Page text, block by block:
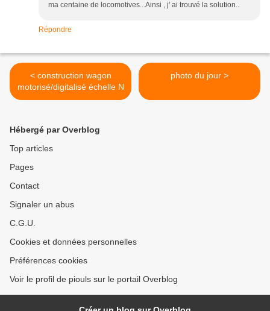
ma centaine de locomotives...Ainsi , j' ai trouvé la solution..
Répondre
< construction wagon
motorisé/digitalisé échelle N
photo du jour >
Hébergé par Overblog
Top articles
Pages
Contact
Signaler un abus
C.G.U.
Cookies et données personnelles
Préférences cookies
Voir le profil de piouls sur le portail Overblog